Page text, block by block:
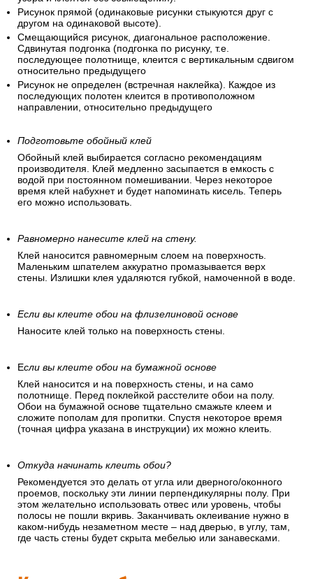
Рисунок прямой (одинаковые рисунки стыкуются друг с
другом на одинаковой высоте).
Смещающийся рисунок, диагональное расположение.
Сдвинутая подгонка (подгонка по рисунку, т.е.
последующее полотнище, клеится с вертикальным сдвигом
относительно предыдущего
Рисунок не определен (встречная наклейка). Каждое из
последующих полотен клеится в противоположном
направлении, относительно предыдущего
Подготовьте обойный клей
Обойный клей выбирается согласно рекомендациям
производителя. Клей медленно засыпается в емкость с
водой при постоянном помешивании. Через некоторое
время клей набухнет и будет напоминать кисель. Теперь
его можно использовать.
Равномерно нанесите клей на стену.
Клей наносится равномерным слоем на поверхность.
Маленьким шпателем аккуратно промазывается верх
стены. Излишки клея удаляются губкой, намоченной в воде.
Если вы клеите обои на флизелиновой основе
Наносите клей только на поверхность стены.
Если вы клеите обои на бумажной основе
Клей наносится и на поверхность стены, и на само
полотнище. Перед поклейкой расстелите обои на полу.
Обои на бумажной основе тщательно смажьте клеем и
сложите пополам для пропитки. Спустя некоторое время
(точная цифра указана в инструкции) их можно клеить.
Откуда начинать клеить обои?
Рекомендуется это делать от угла или дверного/оконного
проемов, поскольку эти линии перпендикулярны полу. При
этом желательно использовать отвес или уровень, чтобы
полосы не пошли вкривь. Заканчивать оклеивание нужно в
каком-нибудь незаметном месте – над дверью, в углу, там,
где часть стены будет скрыта мебелью или занавесками.